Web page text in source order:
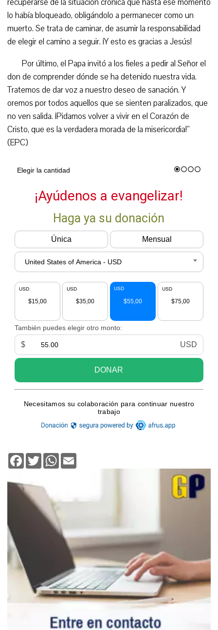
lo había bloqueado, obligándolo a permanecer como un
muerto. Se trata de caminar, de asumir la responsabilidad
de elegir el camino a seguir. ¡Y esto es gracias a Jesús!
Por último, el Papa invitó a los fieles a pedir al Señor el
don de comprender dónde se ha detenido nuestra vida.
Tratemos de dar voz a nuestro deseo de sanación. Y
oremos por todos aquellos que se sienten paralizados, que
no ven salida. ¡Pidamos volver a vivir en el Corazón de
Cristo, que es la verdadera morada de la misericordia!”
(EPC)
Facebook
TwitterWhatsApp